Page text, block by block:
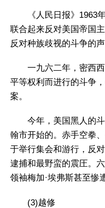
《人民日报》1963
联合起来反对美国帝国
反对种族歧视的斗争的声
一九六二年，密西
平等权利而进行的斗争
案。
今年，美国黑人的
翰市开始的。赤手空拳
于举行集会和游行，反
逮捕和最野蛮的震圧。
领袖梅加·埃弗斯甚至惨
(3)越修